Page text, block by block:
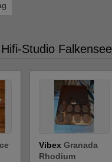
Studio
VibexGranada
Rhodium